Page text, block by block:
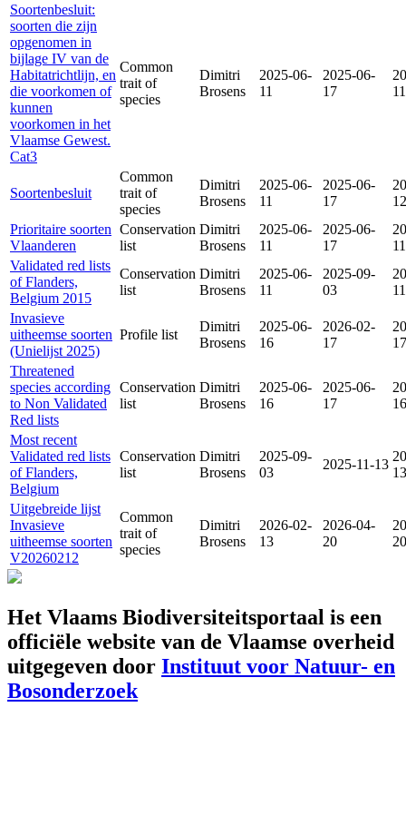
Soortenbesluit:
soorten die zijn
opgenomen in
bijlage IV van de
Habitatrichtlijn, en
die voorkomen of
kunnen
voorkomen in het
Vlaamse Gewest.
Cat3
Common
trait of
species
Dimitri
Brosens
2025-06-
11
2025-06-
17
11
Soortenbesluit
Common
trait of
species
Dimitri
Brosens
2025-06-
11
2025-06-
17
12
Prioritaire soorten
Vlaanderen
Conservation
list
Dimitri
Brosens
2025-06-
11
2025-06-
17
11
Validated red lists
of Flanders,
Belgium 2015
Conservation
list
Dimitri
Brosens
2025-06-
11
2025-09-
03
11
Invasieve
uitheemse soorten
(Unielijst 2025)
Profile list
Dimitri
Brosens
2025-06-
16
2026-02-
17
17
Threatened
species according
to Non Validated
Red lists
Conservation
list
Dimitri
Brosens
2025-06-
16
2025-06-
17
16
Most recent
Validated red lists
of Flanders,
Belgium
Conservation
list
Dimitri
Brosens
2025-09-
03
2025-11-13
13
Uitgebreide lijst
Invasieve
uitheemse soorten
V20260212
Common
trait of
species
Dimitri
Brosens
2026-02-
13
2026-04-
20
20
Het Vlaams Biodiversiteitsportaal is een
officiële website van de Vlaamse overheid
uitgegeven door Instituut voor Natuur- en
Bosonderzoek